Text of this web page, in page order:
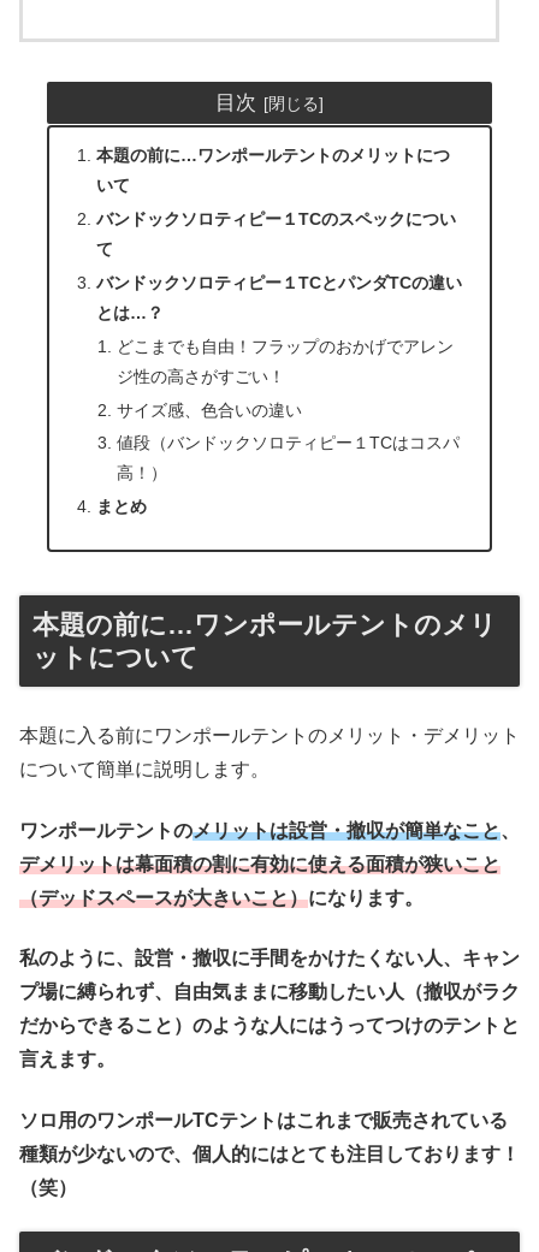
目次
本題の前に…ワンポールテントのメリットにつ
いて
バンドックソロティピー１TCのスペックについ
て
バンドックソロティピー１TCとパンダTCの違い
とは…？
どこまでも自由！フラップのおかげでアレン
ジ性の高さがすごい！
サイズ感、色合いの違い
値段（バンドックソロティピー１TCはコスパ
高！）
まとめ
本題の前に…ワンポールテントのメリ
ットについて
本題に入る前にワンポールテントのメリット・デメリット
について簡単に説明します。
ワンポールテントのメリットは設営・撤収が簡単なこと、
デメリットは幕面積の割に有効に使える面積が狭いこと
（デッドスペースが大きいこと）になります。
私のように、設営・撤収に手間をかけたくない人、キャン
プ場に縛られず、自由気ままに移動したい人（撤収がラク
だからできること）のような人にはうってつけのテントと
言えます。
ソロ用のワンポールTCテントはこれまで販売されている
種類が少ないので、個人的にはとても注目しております！
（笑）